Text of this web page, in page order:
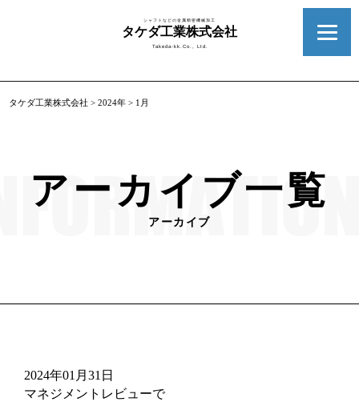
シャフトなどの金属精密機械加工
タケダ工業株式会社
Takeda-kk.Co., Ltd.
タケダ工業株式会社 >2024年 > 1月
アーカイブ一覧
アーカイブ
2024年01月31日
マネジメントレビューで